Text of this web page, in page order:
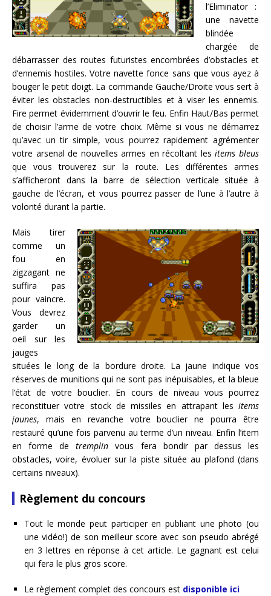
l’Eliminator :
une navette
blindée
chargée de
débarrasser des routes futuristes encombrées d’obstacles et
d’ennemis hostiles. Votre navette fonce sans que vous ayez à
bouger le petit doigt. La commande Gauche/Droite vous sert à
éviter les obstacles non-destructibles et à viser les ennemis.
Fire permet évidemment d’ouvrir le feu. Enfin Haut/Bas permet
de choisir l’arme de votre choix. Même si vous ne démarrez
qu’avec un tir simple, vous pourrez rapidement agrémenter
votre arsenal de nouvelles armes en récoltant lesitems bleus
que vous trouverez sur la route. Les différentes armes
s’afficheront dans la barre de sélection verticale située à
gauche de l’écran, et vous pourrez passer de l’une à l’autre à
volonté durant la partie.
Mais tirer
comme un
fou en
zigzagant ne
suffira pas
pour vaincre.
Vous devrez
garder un
oeil sur les
jauges
situées le long de la bordure droite. La jaune indique vos
réserves de munitions qui ne sont pas inépuisables, et la bleue
l’état de votre bouclier. En cours de niveau vous pourrez
reconstituer votre stock de missiles en attrapant les items
jaunes, mais en revanche votre bouclier ne pourra être
restauré qu’une fois parvenu au terme d’un niveau. Enfin l’item
en forme detremplin vous fera bondir par dessus les
obstacles, voire, évoluer sur la piste située au plafond (dans
certains niveaux).
Règlement du concours
Tout le monde peut participer en publiant une photo (ou
une vidéo!) de son meilleur score avec son pseudo abrégé
en 3 lettres en réponse à cet article. Le gagnant est celui
qui fera le plus gros score.
Le règlement complet des concours est disponible ici